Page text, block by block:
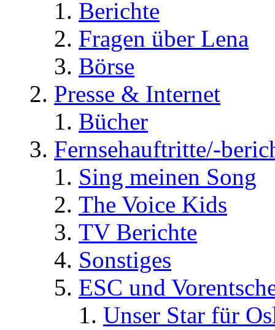
Berichte
Fragen über Lena
Börse
Presse & Internet
Bücher
Fernsehauftritte/-
Sing meinen Song
The Voice Kids
TV Berichte
Sonstiges
ESC und
Unser Star für